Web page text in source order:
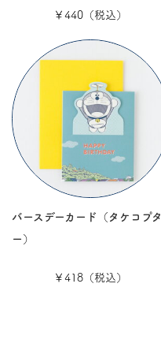
￥440（税込）
バースデーカード（タケコプタ
ー）
￥418（税込）